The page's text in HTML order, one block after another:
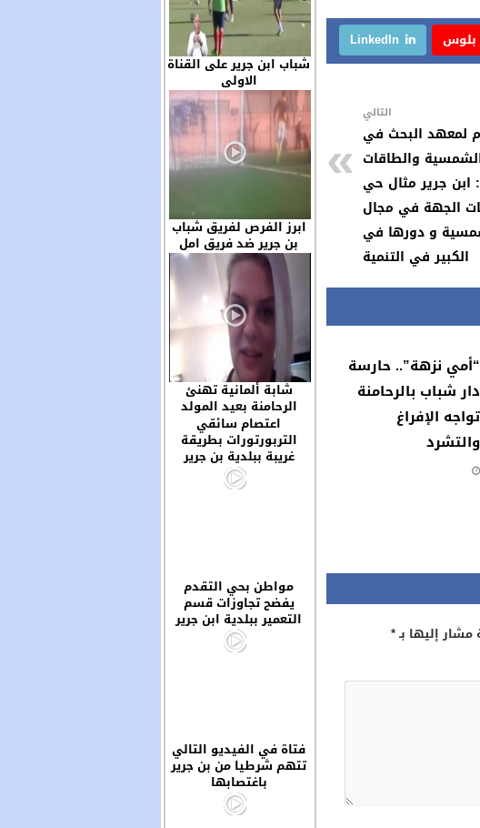
شباب ابن جرير على القناة
الاولى
ابرز الفرص لفريق شباب
بن جرير ضد فريق امل
سوق السبت والحظ لعب
دورا مهما في خروج
الفريقين بنتيجة التعادل
السلبي
شابة ألمانية تهنئ
الرحامنة بعيد المولد
وتحيي سكان مدينة ابن
جرير ..
اعتصام سائقي
التربورتورات بطريقة
غريبة ببلدية بن جرير
مواطن بحي التقدم
يفضح تجاوزات قسم
التعمير ببلدية ابن جرير
فتاة في الفيديو التالي
تتهم شرطيا من بن جرير
باغتصابها
بلوس LinkedIn
التالي
لمعهد البحث في
والطاقات
ابن جرير مثال حي
الجهة في مجال
و دورها في
الكبير في التنمية
“أمي نزهة”.. حارسة
دار شباب بالرحامنة
تواجه الإفراغ
والتشرد
مشار إليها بـ*